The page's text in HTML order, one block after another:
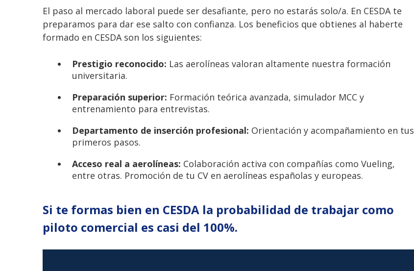
El paso al mercado laboral puede ser desafiante, pero no estarás solo/a. En CESDA te
preparamos para dar ese salto con confianza. Los beneficios que obtienes al haberte
formado en CESDA son los siguientes:
Prestigio reconocido: Las aerolíneas valoran altamente nuestra formación
universitaria.
Preparación superior: Formación teórica avanzada, simulador MCC y
entrenamiento para entrevistas.
Departamento de inserción profesional: Orientación y acompañamiento en tus
primeros pasos.
Acceso real a aerolíneas: Colaboración activa con compañías como Vueling,
entre otras. Promoción de tu CV en aerolíneas españolas y europeas.
Si te formas bien en CESDA la probabilidad de trabajar como
piloto comercial es casi del 100%.